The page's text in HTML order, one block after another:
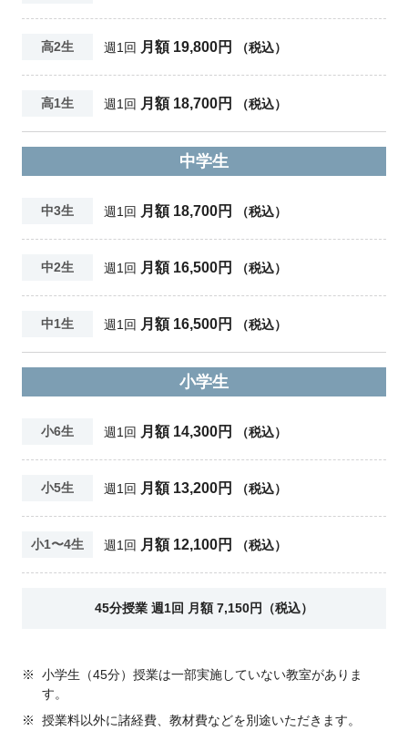
高2生 週1回 月額 19,800円 （税込）
高1生 週1回 月額 18,700円 （税込）
中学生
中3生 週1回 月額 18,700円 （税込）
中2生 週1回 月額 16,500円 （税込）
中1生 週1回 月額 16,500円 （税込）
小学生
小6生 週1回 月額 14,300円 （税込）
小5生 週1回 月額 13,200円 （税込）
小1〜4生 週1回 月額 12,100円 （税込）
45分授業 週1回 月額 7,150円（税込）
※
小学生（45分）授業は一部実施していない教室がありま
す。
※
授業料以外に諸経費、教材費などを別途いただきます。